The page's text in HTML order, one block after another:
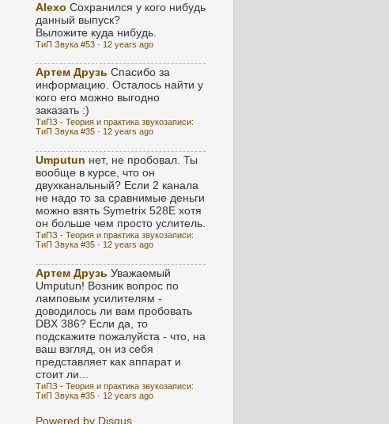
Alexo Сохранился у кого нибудь
данный выпуск?
Выложите куда нибудь.
ТиП Звука #53 · 12 years ago
Артем Друзь Спасибо за
информацию. Осталось найти у
кого его можно выгодно
заказать :)
ТиПЗ - Теория и практика звукозаписи:
ТиП Звука #35 · 12 years ago
Umputun нет, не пробовал. Ты
вообще в курсе, что он
двухканальный? Если 2 канала
не надо то за сравнимые деньги
можно взять Symetrix 528E хотя
он больше чем просто услитель.
ТиПЗ - Теория и практика звукозаписи:
ТиП Звука #35 · 12 years ago
Артем Друзь Уважаемый
Umputun! Возник вопрос по
ламповым усилителям -
доводилось ли вам пробовать
DBX 386? Если да, то
подскажите пожалуйста - что, на
ваш взгляд, он из себя
представляет как аппарат и
стоит ли...
ТиПЗ - Теория и практика звукозаписи:
ТиП Звука #35 · 12 years ago
Powered by Disqus